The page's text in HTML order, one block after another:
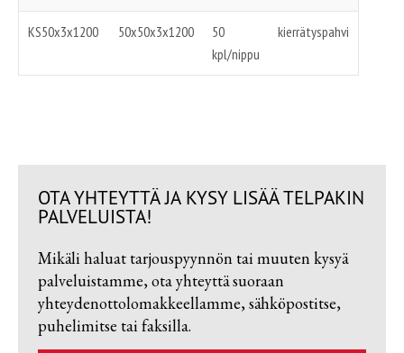
KS50x3x1200 50x50x3x1200
50
kpl/nippu
kierrätyspahvi
OTA YHTEYTTÄ JA KYSY LISÄÄ TELPAKIN
PALVELUISTA!
Mikäli haluat tarjouspyynnön tai muuten kysyä
palveluistamme, ota yhteyttä suoraan
yhteydenottolomakkeellamme, sähköpostitse,
puhelimitse tai faksilla.